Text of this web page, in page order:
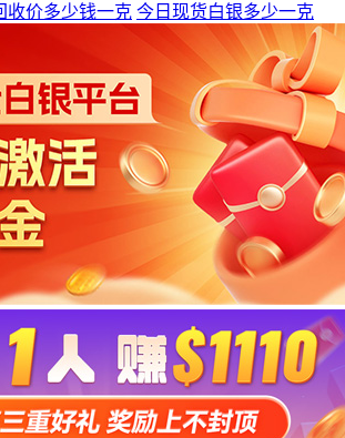
收价多少钱一克 今日现货白银多少一克